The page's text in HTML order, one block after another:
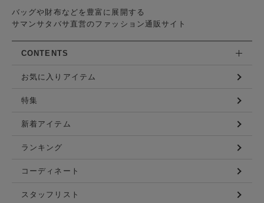
バッグや財布などを豊富に展開する
サマンサタバサ直営のファッション通販サイト
CONTENTS
お気に入りアイテム
特集
新着アイテム
ランキング
コーディネート
スタッフリスト